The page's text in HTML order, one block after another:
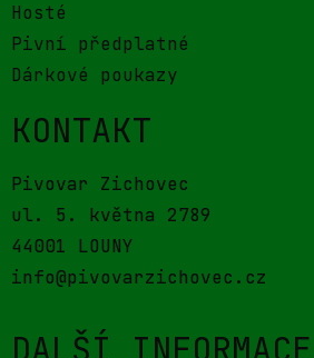
Hosté
Pivní předplatné
Dárkové poukazy
KONTAKT
Pivovar Zichovec
ul. 5. května 2789
44001 LOUNY
info@pivovarzichovec.cz
DALŠÍ INFORMACE